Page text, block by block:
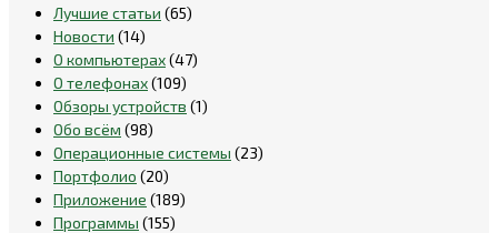
Лучшие статьи (65)
Новости (14)
О компьютерах(47)
О телефонах(109)
Обзоры устройств (1)
Обо всём (98)
Операционные системы (23)
Портфолио (20)
Приложение (189)
Программы (155)